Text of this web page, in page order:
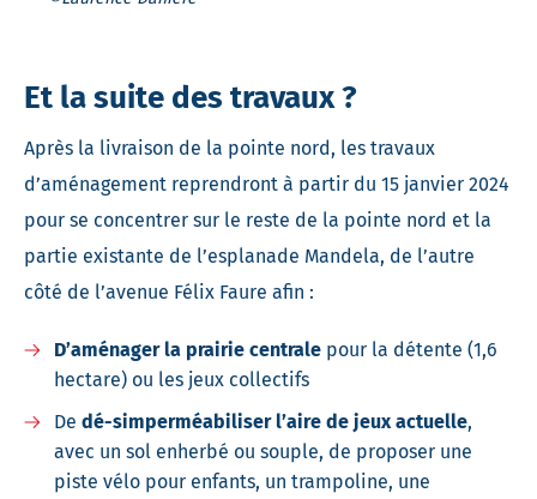
Et la suite des travaux ?
Après la livraison de la pointe nord, les travaux
d’aménagement reprendront à partir du 15 janvier 2024
pour se concentrer sur le reste de la pointe nord et la
partie existante de l’esplanade Mandela, de l’autre
côté de l’avenue Félix Faure afin :
D’aménager la prairie centrale pour la détente (1,6
hectare) ou les jeux collectifs
De dé-simperméabiliser l’aire de jeux actuelle,
avec un sol enherbé ou souple, de proposer une
piste vélo pour enfants, un trampoline, une